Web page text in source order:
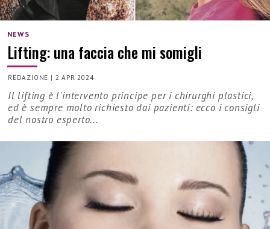
NEWS
Lifting: una faccia che mi somigli
REDAZIONE | 2 APR 2024
Il lifting è l'intervento principe per i chirurghi plastici,
ed è sempre molto richiesto dai pazienti: ecco i consigli
del nostro esperto...